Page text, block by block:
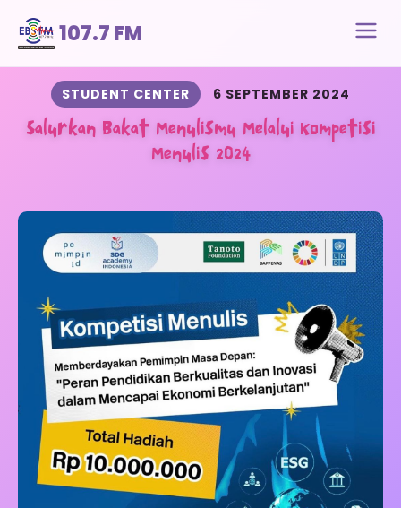
107.7 FM
STUDENT CENTER 6 SEPTEMBER 2024
Salurkan Bakat Menulismu Melalui Kompetisi
Menulis 2024